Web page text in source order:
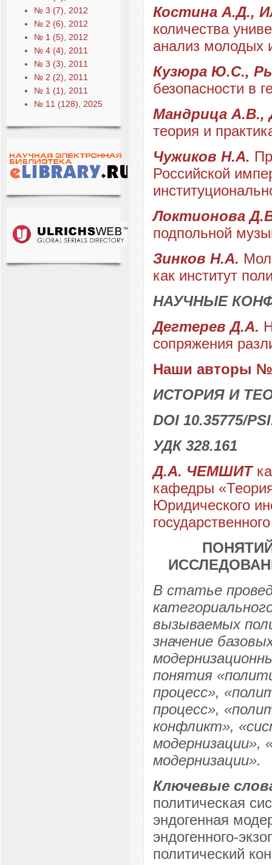
№ 3 (7), 2012
№ 2 (6), 2012
№ 1 (5), 2012
№ 4 (4), 2011
№ 3 (3), 2011
№ 2 (2), 2011
№ 1 (1), 2011
№ 11 (128), 2025
Костина А.Д.,
количества
анализ молодых
Кузюра Ю.С.,
безопасности в
Мандрица А.В.,
теория и
Чужиков Н.А.
Российской
Локтионова
подпольной
Зинков Н.А.
как институт
НАУЧНЫЕ
Дегтерев Д.А.
сопряжения
Наши авторы №
ИСТОРИЯ И
DOI 10.35775/
УДК 328.161
Д.А. ЧЕМШИТ
кафедры
Юридического
В статье
вызываемых
значение
понятия
процесс»,
процесс»,
конфликт»,
модернизации»,
модернизации».
Ключевые
политическая
эндогенная
эндогенного-
политический